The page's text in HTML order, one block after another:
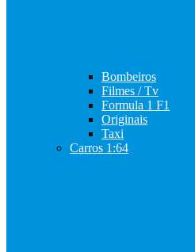
Bombeiros
Filmes / Tv
Formula 1 F1
Originais
Taxi
Carros 1:64